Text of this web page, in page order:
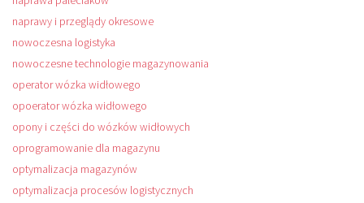
naprawy i przeglądy okresowe
nowoczesna logistyka
nowoczesne technologie magazynowania
operator wózka widłowego
opoerator wózka widłowego
opony i części do wózków widłowych
oprogramowanie dla magazynu
optymalizacja magazynów
optymalizacja procesów logistycznych